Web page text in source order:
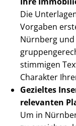
Die
Vorgaben
Nürnberg
stimmigen
Charakter
Gezieltes
relevanten
Um in